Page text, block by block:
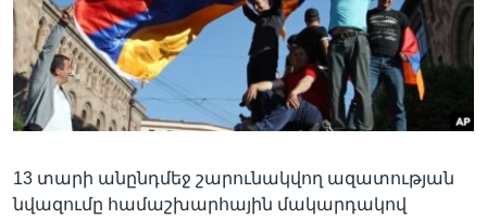
Լեզուներ
13 տարի անընդմեջ շարունակվող ազատության
նվազումը համաշխարհային մակարդակով